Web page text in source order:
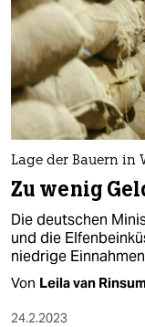
Lage der Bauern in
Zu wenig
Die deutschen
und die
niedrige
Von Leila van
24.2.2023